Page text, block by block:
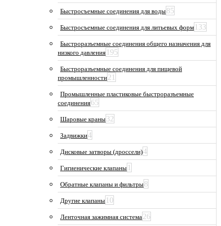
Быстросъемные соединения для воды85
Быстросъемные соединения для литьевых форм 133
Быстроразъемные соединения общего назначения для
низкого давления 195
Быстроразъемные соединения для пищевой
промышленности21
Промышленные пластиковые быстроразъемные
соединения65
Шаровые краны32
Задвижки4
Дисковые затворы (дроссели)4
Гигиенические клапаны 1
Обратные клапаны и фильтры8
Другие клапаны 10
Ленточная зажимная система26